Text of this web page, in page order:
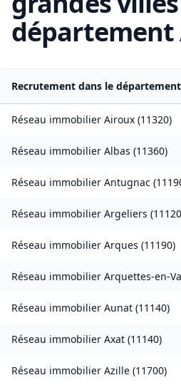
département
Recrutement dans le département
Réseau immobilier Airoux (11320)
Réseau immobilier Albas (11360)
Réseau immobilier Antugnac (
Réseau immobilier Argeliers (11120
Réseau immobilier Arques (11190)
Réseau immobilier Arquettes-en-
Réseau immobilier Aunat (11140)
Réseau immobilier Axat (11140)
Réseau immobilier Azille (11700)